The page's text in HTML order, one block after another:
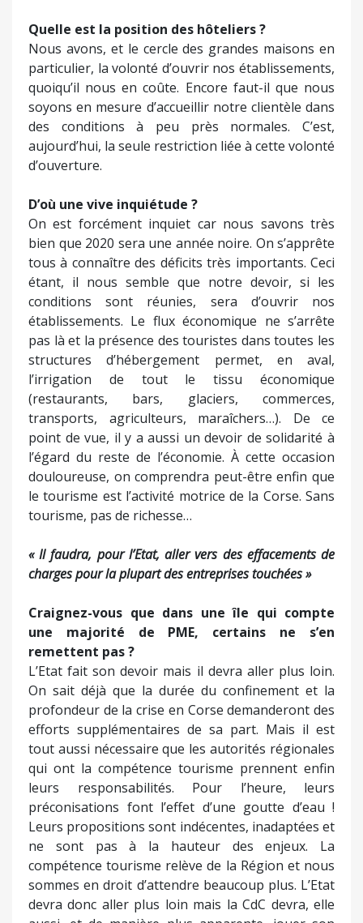
Quelle est la position des hôteliers ?
Nous avons, et le cercle des grandes maisons en
particulier, la volonté d’ouvrir nos établissements,
quoiqu’il nous en coûte. Encore faut-il que nous
soyons en mesure d’accueillir notre clientèle dans
des conditions à peu près normales. C’est,
aujourd’hui, la seule restriction liée à cette volonté
d’ouverture.
D’où une vive inquiétude ?
On est forcément inquiet car nous savons très
bien que 2020 sera une année noire. On s’apprête
tous à connaître des déficits très importants. Ceci
étant, il nous semble que notre devoir, si les
conditions sont réunies, sera d’ouvrir nos
établissements. Le flux économique ne s’arrête
pas là et la présence des touristes dans toutes les
structures d’hébergement permet, en aval,
l’irrigation de tout le tissu économique
(restaurants, bars, glaciers, commerces,
transports, agriculteurs, maraîchers…). De ce
point de vue, il y a aussi un devoir de solidarité à
l’égard du reste de l’économie. À cette occasion
douloureuse, on comprendra peut-être enfin que
le tourisme est l’activité motrice de la Corse. Sans
tourisme, pas de richesse…
« Il faudra, pour l’Etat, aller vers des effacements de
charges pour la plupart des entreprises touchées »
Craignez-vous que dans une île qui compte
une majorité de PME, certains ne s’en
remettent pas ?
L’Etat fait son devoir mais il devra aller plus loin.
On sait déjà que la durée du confinement et la
profondeur de la crise en Corse demanderont des
efforts supplémentaires de sa part. Mais il est
tout aussi nécessaire que les autorités régionales
qui ont la compétence tourisme prennent enfin
leurs responsabilités. Pour l’heure, leurs
préconisations font l’effet d’une goutte d’eau !
Leurs propositions sont indécentes, inadaptées et
ne sont pas à la hauteur des enjeux. La
compétence tourisme relève de la Région et nous
sommes en droit d’attendre beaucoup plus. L’Etat
devra donc aller plus loin mais la CdC devra, elle